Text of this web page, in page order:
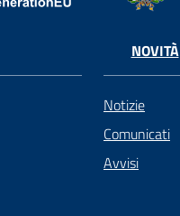
NOVITÀ
Notizie
Comunicati
Avvisi